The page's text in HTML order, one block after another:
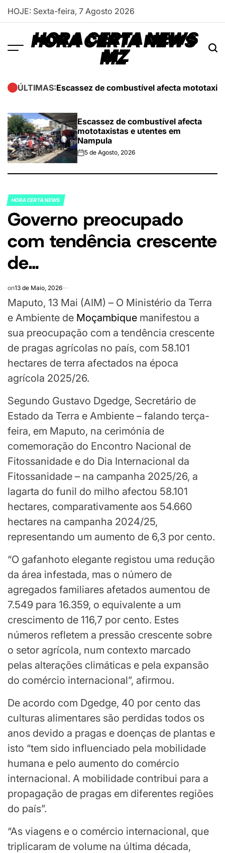
Skip
HOJE: Sexta-feira, 7 Agosto 2026
HORA CERTA NEWS
MZ
ÚLTIMAS:Escassez de combustível afecta
Escassez de combustível afecta
mototaxistas e utentes em
Nampula
on5 de Agosto, 2026
POSTED
IN
HORA CERTA NEWS
Governo preocupado
com tendência crescente
de…
on13 de Maio, 2026
Maputo, 13 Mai (AIM) – O Ministério da Terra
e Ambiente de Moçambique manifestou a
sua preocupação com a tendência crescente
de pragas agrícolas no país, com 58.101
hectares de terra afectados na época
agrícola 2025/26.
Segundo Gustavo Dgedge, Secretário de
Estado da Terra e Ambiente – falando terça-
feira, em Maputo, na cerimónia de
comemoração do Encontro Nacional de
Fitossanidade e do Dia Internacional da
Fitossanidade – na campanha 2025/26, a
lagarta do funil do milho afectou 58.101
hectares, comparativamente aos 54.660
hectares na campanha 2024/25,
representando um aumento de 6,3 por cento.
“O gafanhoto elegante registou uma redução
da área infestada, mas o número de
agregados familiares afetados aumentou de
7.549 para 16.359, o equivalente a um
crescimento de 116,7 por cento. Estes
números refletem a pressão crescente sobre
o setor agrícola, num contexto marcado
pelas alterações climáticas e pela expansão
do comércio internacional”, afirmou.
De acordo com Dgedge, 40 por cento das
culturas alimentares são perdidas todos os
anos devido a pragas e doenças de plantas e
isto “tem sido influenciado pela mobilidade
humana e pelo aumento do comércio
internacional. A mobilidade contribui para a
propagação de pragas em diferentes regiões
do país”.
“As viagens e o comércio internacional, que
triplicaram de volume na última década,